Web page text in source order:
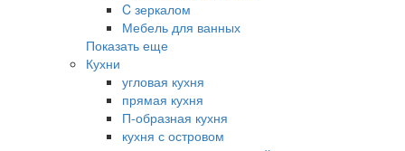
C зеркалом
Мебель для ванных
Показать еще
Кухни
угловая кухня
прямая кухня
П-образная кухня
кухня с островом